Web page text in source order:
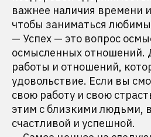
важнее наличия времени
чтобы заниматься
— Успех — это вопрос
осмысленных отношений.
работы и отношений,
удовольствие. Если вы
свою работу и свою
этим с близкими людьми,
счастливой и успешной.